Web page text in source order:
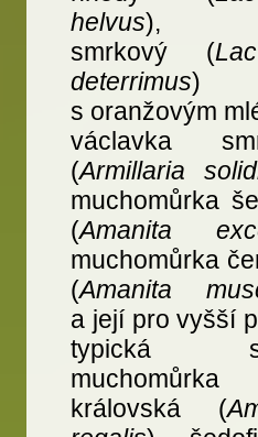
helvus),
smrkový (
deterrimus)
s oranžovým
václavka
(Armillaria
muchomůrka
(Amanita
muchomůrka
(Amanita
a její pro vyšší
typická
muchomůrka
královská (